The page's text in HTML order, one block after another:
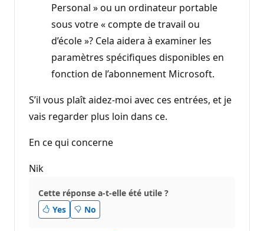
Personal » ou un ordinateur portable
sous votre « compte de travail ou
d’école »? Cela aidera à examiner les
paramètres spécifiques disponibles en
fonction de l’abonnement Microsoft.
S’il vous plaît aidez-moi avec ces entrées, et je
vais regarder plus loin dans ce.
En ce qui concerne
Nik
Cette réponse a-t-elle été utile ?
Yes
No